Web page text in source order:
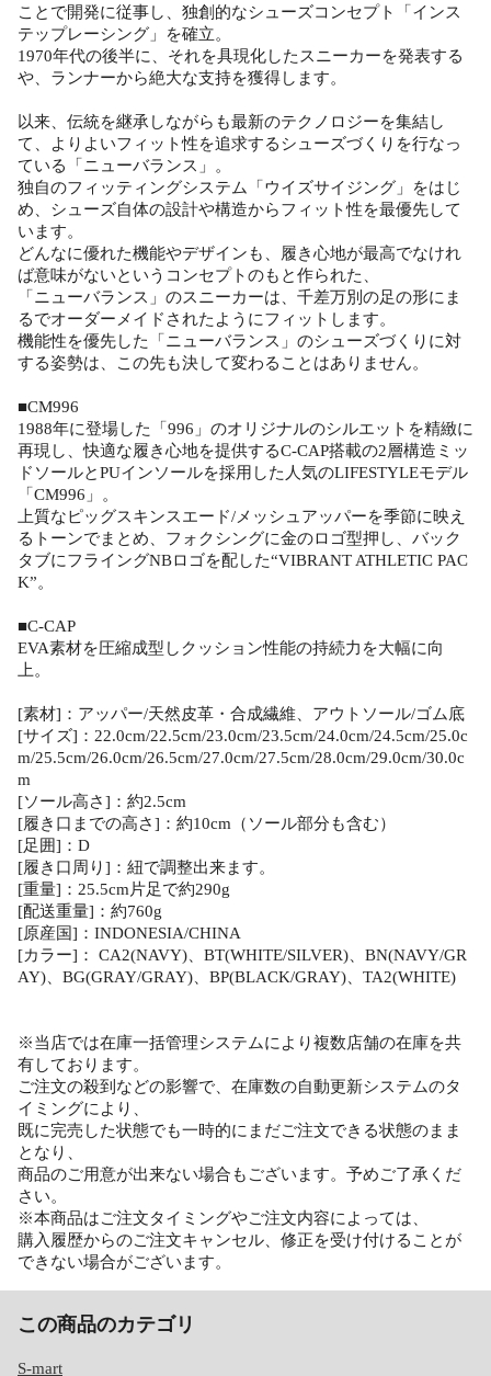
ことで開発に従事し、独創的なシューズコンセプト「インス
テップレーシング」を確立。
1970年代の後半に、それを具現化したスニーカーを発表する
や、ランナーから絶大な支持を獲得します。
以来、伝統を継承しながらも最新のテクノロジーを集結し
て、よりよいフィット性を追求するシューズづくりを行なっ
ている「ニューバランス」。
独自のフィッティングシステム「ウイズサイジング」をはじ
め、シューズ自体の設計や構造からフィット性を最優先して
います。
どんなに優れた機能やデザインも、履き心地が最高でなけれ
ば意味がないというコンセプトのもと作られた、
「ニューバランス」のスニーカーは、千差万別の足の形にま
るでオーダーメイドされたようにフィットします。
機能性を優先した「ニューバランス」のシューズづくりに対
する姿勢は、この先も決して変わることはありません。
■CM996
1988年に登場した「996」のオリジナルのシルエットを精緻に
再現し、快適な履き心地を提供するC-CAP搭載の2層構造ミッ
ドソールとPUインソールを採用した人気のLIFESTYLEモデル
「CM996」。
上質なピッグスキンスエード/メッシュアッパーを季節に映え
るトーンでまとめ、フォクシングに金のロゴ型押し、バック
タブにフライングNBロゴを配した“VIBRANT ATHLETIC PAC
K”。
■C-CAP
EVA素材を圧縮成型しクッション性能の持続力を大幅に向
上。
[素材]：アッパー/天然皮革・合成繊維、アウトソール/ゴム底
[サイズ]：22.0cm/22.5cm/23.0cm/23.5cm/24.0cm/24.5cm/25.0c
m/25.5cm/26.0cm/26.5cm/27.0cm/27.5cm/28.0cm/29.0cm/30.0c
m
[ソール高さ]：約2.5cm
[履き口までの高さ]：約10cm（ソール部分も含む）
[足囲]：D
[履き口周り]：紐で調整出来ます。
[重量]：25.5cm片足で約290g
[配送重量]：約760g
[原産国]：INDONESIA/CHINA
[カラー]： CA2(NAVY)、BT(WHITE/SILVER)、BN(NAVY/GR
AY)、BG(GRAY/GRAY)、BP(BLACK/GRAY)、TA2(WHITE)
※当店では在庫一括管理システムにより複数店舗の在庫を共
有しております。
ご注文の殺到などの影響で、在庫数の自動更新システムのタ
イミングにより、
既に完売した状態でも一時的にまだご注文できる状態のまま
となり、
商品のご用意が出来ない場合もございます。予めご了承くだ
さい。
※本商品はご注文タイミングやご注文内容によっては、
購入履歴からのご注文キャンセル、修正を受け付けることが
できない場合がございます。
この商品のカテゴリ
S-mart